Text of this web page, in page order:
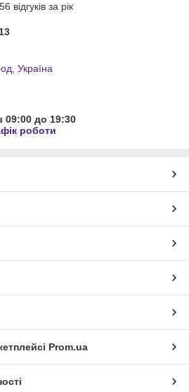
відгуків за рік
Україна
09:00 до 19:30
роботи
Prom.ua